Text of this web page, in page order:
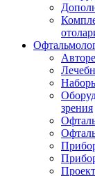
зрения